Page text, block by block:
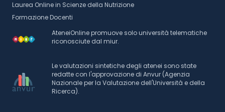
Laurea Online in Scienze della Nutrizione
Formazione Docenti
AteneiOnline promuove solo università telematiche
riconosciute dal miur.
Le valutazioni sintetiche degli atenei sono state
redatte con l'approvazione di Anvur (Agenzia
Nazionale per la Valutazione dell'Università e della
Ricerca).